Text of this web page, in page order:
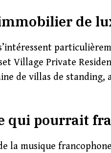
de
Village Private
de villas de
qui pourrait
la musique